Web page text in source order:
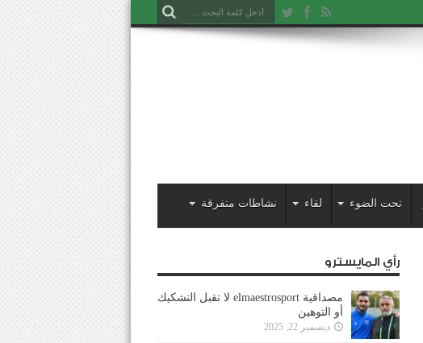
تحت الضوء لقاء نشاطات متفرقة
رأي المايسترو
مصداقية elmaestrosport لا تقبل التشكيك
أو التوهين
ديسمبر 22, 2025